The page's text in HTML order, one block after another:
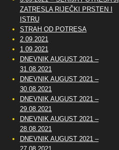
ZATRESLA RIJEČKI PRSTEN I
ISTRU
STRAH OD POTRESA
2.09.2021
1.09.2021
DNEVNIK AUGUST 2021 –
31.08.2021
DNEVNIK AUGUST 2021 –
30.08.2021
DNEVNIK AUGUST 2021 –
29.08.2021
DNEVNIK AUGUST 2021 –
28.08.2021
DNEVNIK AUGUST 2021 –